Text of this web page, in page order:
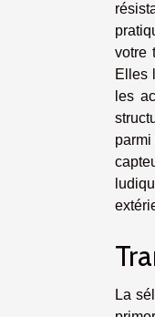
votre
Elles
les
La